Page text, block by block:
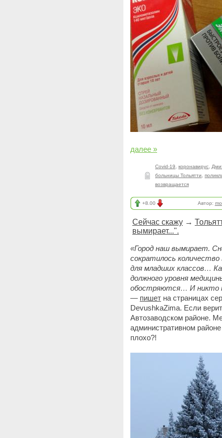
далее »
Covid-19 коронавирус
больницы Тольятти
возвращается
+8.00 Автор:
Сейчас скажу →
вымирает...".
«Город наш вымирает.
сократилось
для младших классов…
должного уровня
обостряются… И никто
— пишет на страницах
DevushkaZima. Если
Автозаводском районе.
административном
плохо?!